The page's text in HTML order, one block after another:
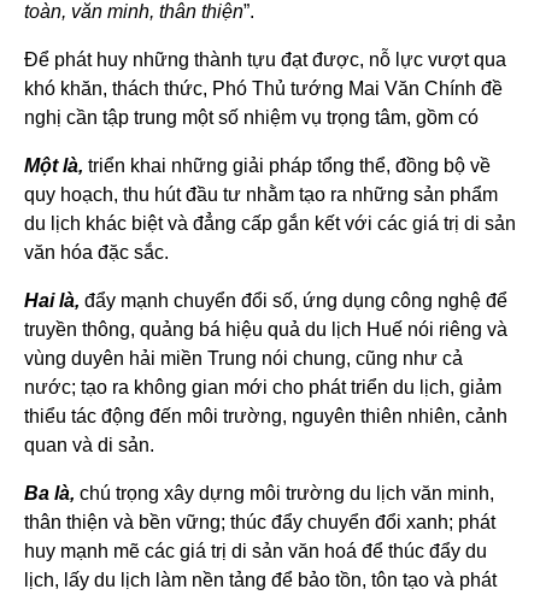
toàn, văn minh, thân thiện”.
Để phát huy những thành tựu đạt được, nỗ lực vượt qua
khó khăn, thách thức, Phó Thủ tướng Mai Văn Chính đề
nghị cần tập trung một số nhiệm vụ trọng tâm, gồm có
Một là, triển khai những giải pháp tổng thể, đồng bộ về
quy hoạch, thu hút đầu tư nhằm tạo ra những sản phẩm
du lịch khác biệt và đẳng cấp gắn kết với các giá trị di sản
văn hóa đặc sắc.
Hai là, đẩy mạnh chuyển đổi số, ứng dụng công nghệ để
truyền thông, quảng bá hiệu quả du lịch Huế nói riêng và
vùng duyên hải miền Trung nói chung, cũng như cả
nước; tạo ra không gian mới cho phát triển du lịch, giảm
thiểu tác động đến môi trường, nguyên thiên nhiên, cảnh
quan và di sản.
Ba là, chú trọng xây dựng môi trường du lịch văn minh,
thân thiện và bền vững; thúc đẩy chuyển đổi xanh; phát
huy mạnh mẽ các giá trị di sản văn hoá để thúc đẩy du
lịch, lấy du lịch làm nền tảng để bảo tồn, tôn tạo và phát